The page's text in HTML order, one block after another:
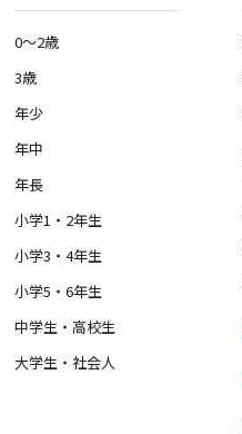
0～2歳
3歳
年少
年中
年長
小学1・2年生
小学3・4年生
小学5・6年生
中学生・高校生
大学生・社会人